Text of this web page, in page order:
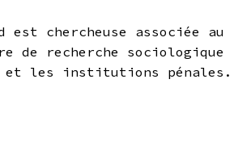
chercheuse associée au
de recherche sociologique
les institutions pénales.